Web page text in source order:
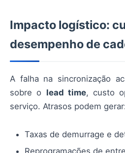
Impacto logístico:
desempenho de
A falha na sincronização
sobre o lead time, custo
serviço. Atrasos podem
Taxas de demurrage e
Reprogramações de